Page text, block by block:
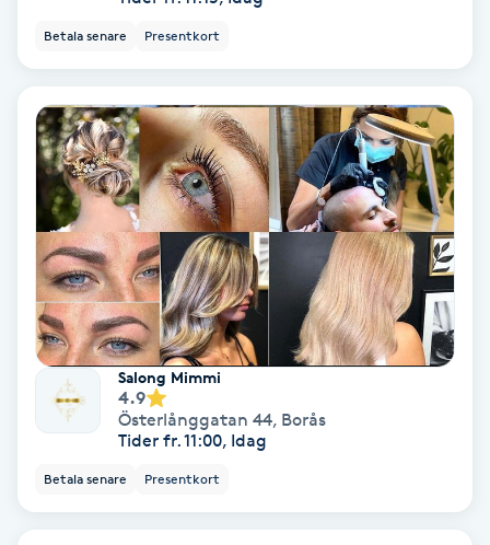
Mixfransar
Nagelförlängning
Nagelförlängning akryl
Nagelförlängning gelé
Nagelförlängning glasfiber
Nagelförlängning silke
Nagelförstärkning
Betala senare Presentkort
Salong Mimmi
4.9
Österlånggatan 44, Borås
Tider fr. 11:00, Idag
Betala senare Presentkort